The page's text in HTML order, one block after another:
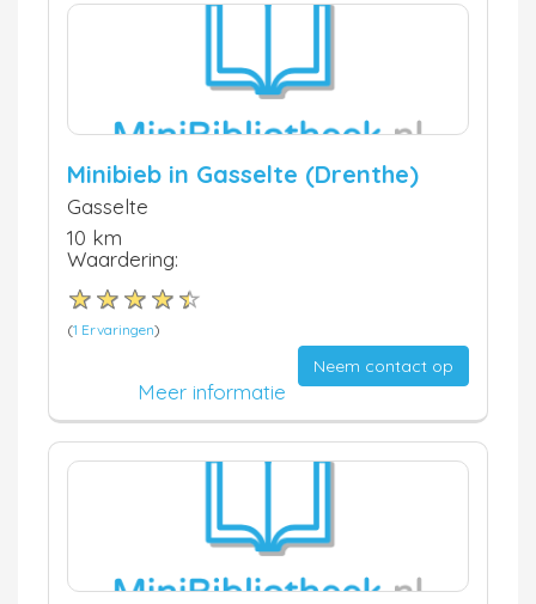
Minibieb in Gasselte (Drenthe)
Gasselte
10 km
Waardering:
(1 Ervaringen)
Neem contact op
Meer informatie